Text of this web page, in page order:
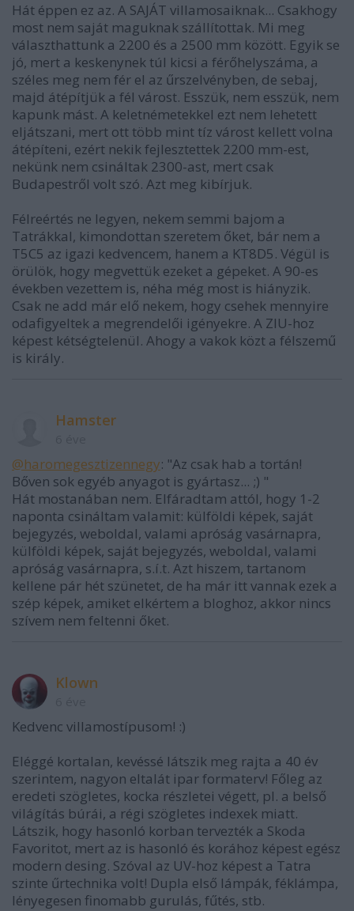
Hát éppen ez az. A SAJÁT villamosaiknak... Csakhogy
most nem saját maguknak szállítottak. Mi meg
választhattunk a 2200 és a 2500 mm között. Egyik se
jó, mert a keskenynek túl kicsi a férőhelyszáma, a
széles meg nem fér el az űrszelvényben, de sebaj,
majd átépítjük a fél várost. Esszük, nem esszük, nem
kapunk mást. A keletnémetekkel ezt nem lehetett
eljátszani, mert ott több mint tíz várost kellett volna
átépíteni, ezért nekik fejlesztettek 2200 mm-est,
nekünk nem csináltak 2300-ast, mert csak
Budapestről volt szó. Azt meg kibírjuk.
Félreértés ne legyen, nekem semmi bajom a
Tatrákkal, kimondottan szeretem őket, bár nem a
T5C5 az igazi kedvencem, hanem a KT8D5. Végül is
örülök, hogy megvettük ezeket a gépeket. A 90-es
években vezettem is, néha még most is hiányzik.
Csak ne add már elő nekem, hogy csehek mennyire
odafigyeltek a megrendelői igényekre. A ZIU-hoz
képest kétségtelenül. Ahogy a vakok közt a félszemű
is király.
Hamster
@haromegesztizennegy: "Az csak hab a tortán!
Bőven sok egyéb anyagot is gyártasz... ;) "
Hát mostanában nem. Elfáradtam attól, hogy 1-2
naponta csináltam valamit: külföldi képek, saját
bejegyzés, weboldal, valami apróság vasárnapra,
külföldi képek, saját bejegyzés, weboldal, valami
apróság vasárnapra, s.í.t. Azt hiszem, tartanom
kellene pár hét szünetet, de ha már itt vannak ezek a
szép képek, amiket elkértem a bloghoz, akkor nincs
szívem nem feltenni őket.
Klown
Kedvenc villamostípusom! :)
Eléggé kortalan, kevéssé látszik meg rajta a 40 év
szerintem, nagyon eltalát ipar formaterv! Főleg az
eredeti szögletes, kocka részletei végett, pl. a belső
világítás búrái, a régi szögletes indexek miatt.
Látszik, hogy hasonló korban tervezték a Skoda
Favoritot, mert az is hasonló és korához képest egész
modern desing. Szóval az UV-hoz képest a Tatra
szinte űrtechnika volt! Dupla első lámpák, féklámpa,
lényegesen finomabb gurulás, fűtés, stb.